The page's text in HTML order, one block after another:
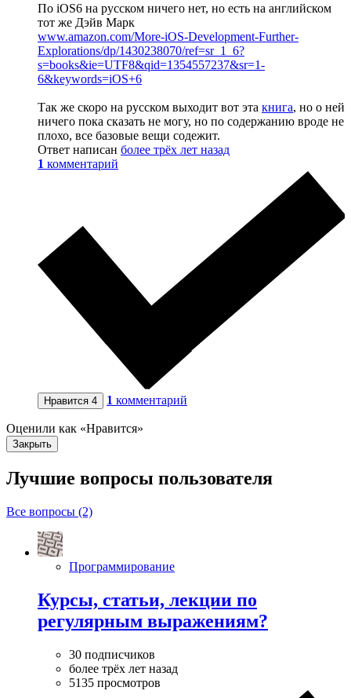
По iOS6 на русском ничего нет, но есть на английском
тот же Дэйв Марк
www.amazon.com/More-iOS-Development-Further-
Explorations/dp/1430238070/ref=sr_1_6?
s=books&ie=UTF8&qid=1354557237&sr=1-
6&keywords=iOS+6
Так же скоро на русском выходит вот эта книга, но о ней
ничего пока сказать не могу, но по содержанию вроде не
плохо, все базовые вещи содежит.
Ответ написан более трёх лет назад
1 комментарий
Нравится 4 1 комментарий
Оценили как «Нравится»
Закрыть
Лучшие вопросы пользователя
Все вопросы (2)
Программирование
Курсы, статьи, лекции по
регулярным выражениям?
30 подписчиков
более трёх лет назад
5135 просмотров